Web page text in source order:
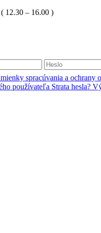
12.30 – 16.00 )
spracúvania a ochrany
používateľa Strata hesla?